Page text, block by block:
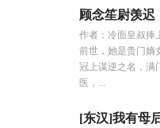
顾念笙尉羡迟
作者：冷面皇叔捧
前世，她是贵门嫡
冠上谋逆之名，满
医，...
[东汉]我有母